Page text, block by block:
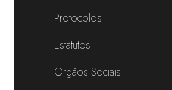
Protocolos
Estatutos
Orgãos Sociais